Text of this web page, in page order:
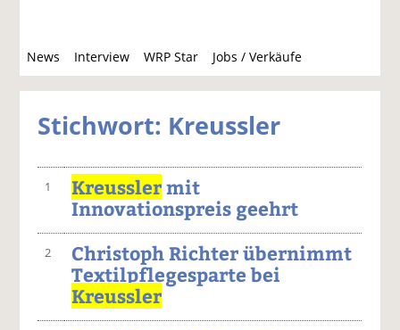
News Interview WRP Star Jobs / Verkäufe
u
c
Stichwort: Kreussler
1 Kreusslermit
Innovationspreis geehrt
2
Christoph Richter übernimmt
Textilpflegesparte bei
Kreussler